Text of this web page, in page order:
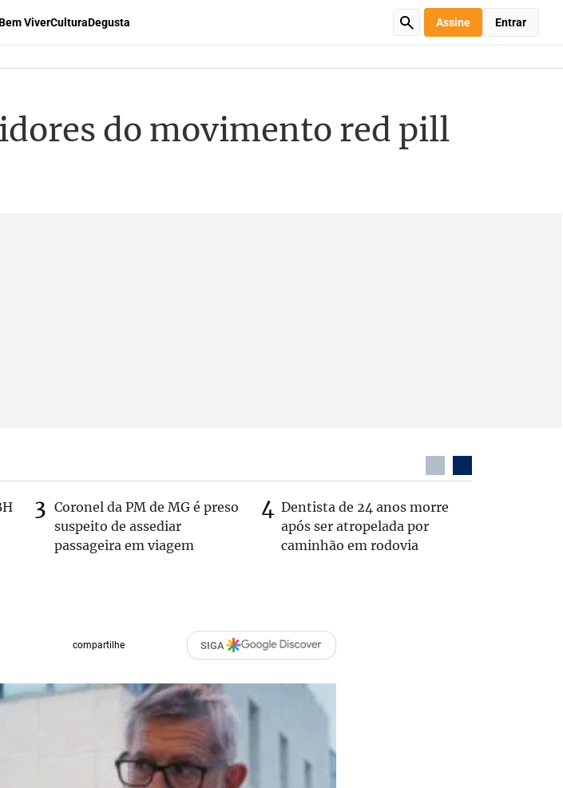
ViverCulturaDegusta Assine Entrar
do movimento red pill
Coronel da PM de MG é preso
suspeito de assediar
passageira em viagem
Dentista de 24 anos morre
após ser atropelada por
caminhão em rodovia
compartilhe SIGA